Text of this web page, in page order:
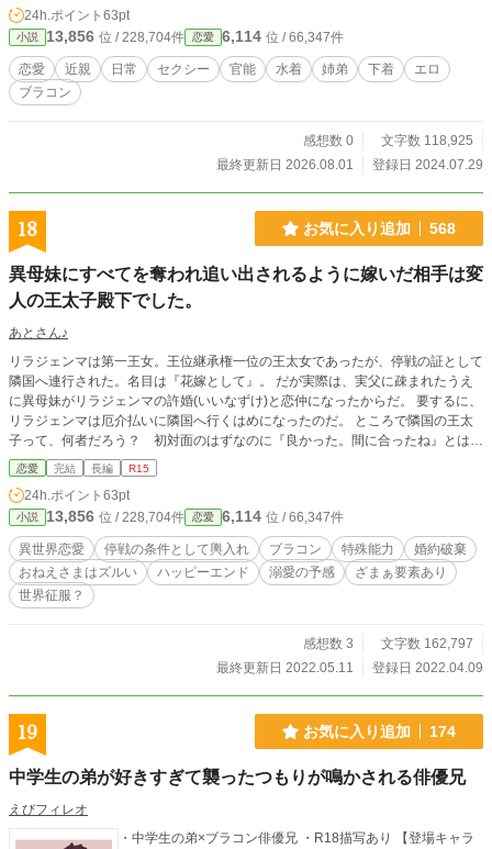
24h.ポイント 63pt
小説 13,856 位 / 228,704件 恋愛 6,114 位 / 66,347件
恋愛 近親 日常 セクシー 官能 水着 姉弟 下着
エロ
ブラコン
感想数 0
文字数 118,925
最終更新日 2026.08.01
登録日 2024.07.29
18 お気に入り追加 568
異母妹にすべてを奪われ追い出されるように嫁いだ相手は変
人の王太子殿下でした。
あとさん♪
リラジェンマは第一王女。王位継承権一位の王太女であったが、停戦の証として
隣国へ連行された。名目は『花嫁として』。 だが実際は、実父に疎まれたうえ
に異母妹がリラジェンマの許婚(いいなずけ)と恋仲になったからだ。 要するに、
リラジェンマは厄介払いに隣国へ行くはめになったのだ。 ところで隣国の王太
子って、何者だろう？ 初対面のはずなのに『良かった。間に合ったね』とは？
彼は母国の事情を、承知していたのだろうか。明るい笑顔に惹かれ始めるリラ
ジェンマであったが、彼はなにか裏がありそうで信じきれない。 しかも『弟み
たいな女の子を生んで欲しい』とはどういうこと⁈¿？ 言葉の違い、習慣の違い
に戸惑いつつも距離を縮めていくふたり。 一方、王太女を失った母国ではじわ
じわと異変が起こり始め、ついに異母妹がリラジェンマと立場を交換してくれと
押しかける。 ※設定はゆるんゆるん ※Ｒ１５は保険 ※現実世界に似たような状
況がありますが、拙作の中では忠実な再現はしていません。なんちゃって異世界
だとご了承ください。 ※拙作『王子殿下がその婚約破棄を裁定しますが、ご自
問題解決！…って思った過去がわたしにもあって』もよろしくお願いします。
ベリンダ王女がグランデヌエベ滞在中にしでかしたアレコレに振り回された侍
女（ルチア）のお話です。 <(_ _)>
恋愛 完結 長編 R15
24h.ポイント 63pt
小説 13,856 位 / 228,704件 恋愛 6,114 位 / 66,347件
異世界恋愛 停戦の条件として輿入れ ブラコン 特殊能力
婚約破棄
おねえさまはズルい
ハッピーエンド 溺愛の予感
ざまぁ要素あり
世界征服？
感想数 3
文字数 162,797
最終更新日 2022.05.11
登録日 2022.04.09
19 お気に入り追加 174
中学生の弟が好きすぎて襲ったつもりが鳴かされる俳優兄
えびフィレオ
・中学生の弟×ブラコン俳優兄 ・R18描写あり 【登場キャラ